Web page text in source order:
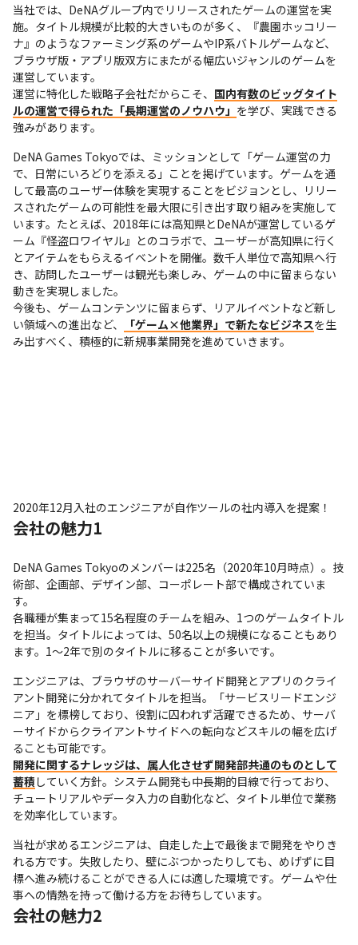
当社では、DeNAグループ内でリリースされたゲームの運営を実
施。タイトル規模が比較的大きいものが多く、『農園ホッコリー
ナ』のようなファーミング系のゲームやIP系バトルゲームなど、
ブラウザ版・アプリ版双方にまたがる幅広いジャンルのゲームを
運営しています。
運営に特化した戦略子会社だからこそ、 国内有数のビッグタイト
ルの運営で得られた「長期運営のノウハウ」 を学び、実践できる
強みがあります。
DeNA Games Tokyoでは、ミッションとして「ゲーム運営の力
で、日常にいろどりを添える」ことを掲げています。ゲームを通
して最高のユーザー体験を実現することをビジョンとし、リリー
スされたゲームの可能性を最大限に引き出す取り組みを実施して
います。たとえば、2018年には高知県とDeNAが運営しているゲ
ーム『怪盗ロワイヤル』とのコラボで、ユーザーが高知県に行く
とアイテムをもらえるイベントを開催。数千人単位で高知県へ行
き、訪問したユーザーは観光も楽しみ、ゲームの中に留まらない
動きを実現しました。
今後も、ゲームコンテンツに留まらず、リアルイベントなど新し
い領域への進出など、
「ゲーム×他業界」で新たなビジネスを生
み出すべく、積極的に新規事業開発を進めていきます。
2020年12月入社のエンジニアが自作ツールの社内導入を提案！
会社の魅力1
DeNA Games Tokyoのメンバーは225名（2020年10月時点）。技
術部、企画部、デザイン部、コーポレート部で構成されていま
す。
各職種が集まって15名程度のチームを組み、1つのゲームタイトル
を担当。タイトルによっては、50名以上の規模になることもあり
ます。1～2年で別のタイトルに移ることが多いです。
エンジニアは、ブラウザのサーバーサイド開発とアプリのクライ
アント開発に分かれてタイトルを担当。「サービスリードエンジ
ニア」を標榜しており、役割に囚われず活躍できるため、サーバ
ーサイドからクライアントサイドへの転向などスキルの幅を広げ
開発に関するナレッジは、属人化させず開発部共通のものとして
蓄積していく方針。システム開発も中長期的目線で行っており、
チュートリアルやデータ入力の自動化など、タイトル単位で業務
を効率化しています。
当社が求めるエンジニアは、自走した上で最後まで開発をやりき
れる方です。失敗したり、壁にぶつかったりしても、めげずに目
標へ進み続けることができる人には適した環境です。ゲームや仕
事への情熱を持って働ける方をお待ちしています。
会社の魅力2